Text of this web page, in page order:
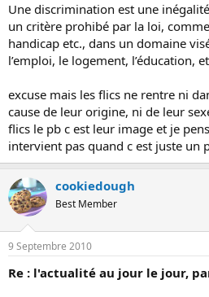
Une discrimination est une
un critère prohibé par la loi,
handicap etc., dans un domaine
l’emploi, le logement, l’éducation,
excuse mais les flics ne rentre ni
cause de leur origine, ni de leur
flics le pb c est leur image et je
intervient pas quand c est juste un
cookiedough
Best Member
9 Septembre 2010
Re : l'actualité au jour le jour,